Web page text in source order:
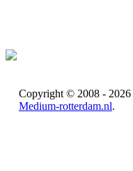
Copyright © 2008 - 2026
Medium-rotterdam.nl.